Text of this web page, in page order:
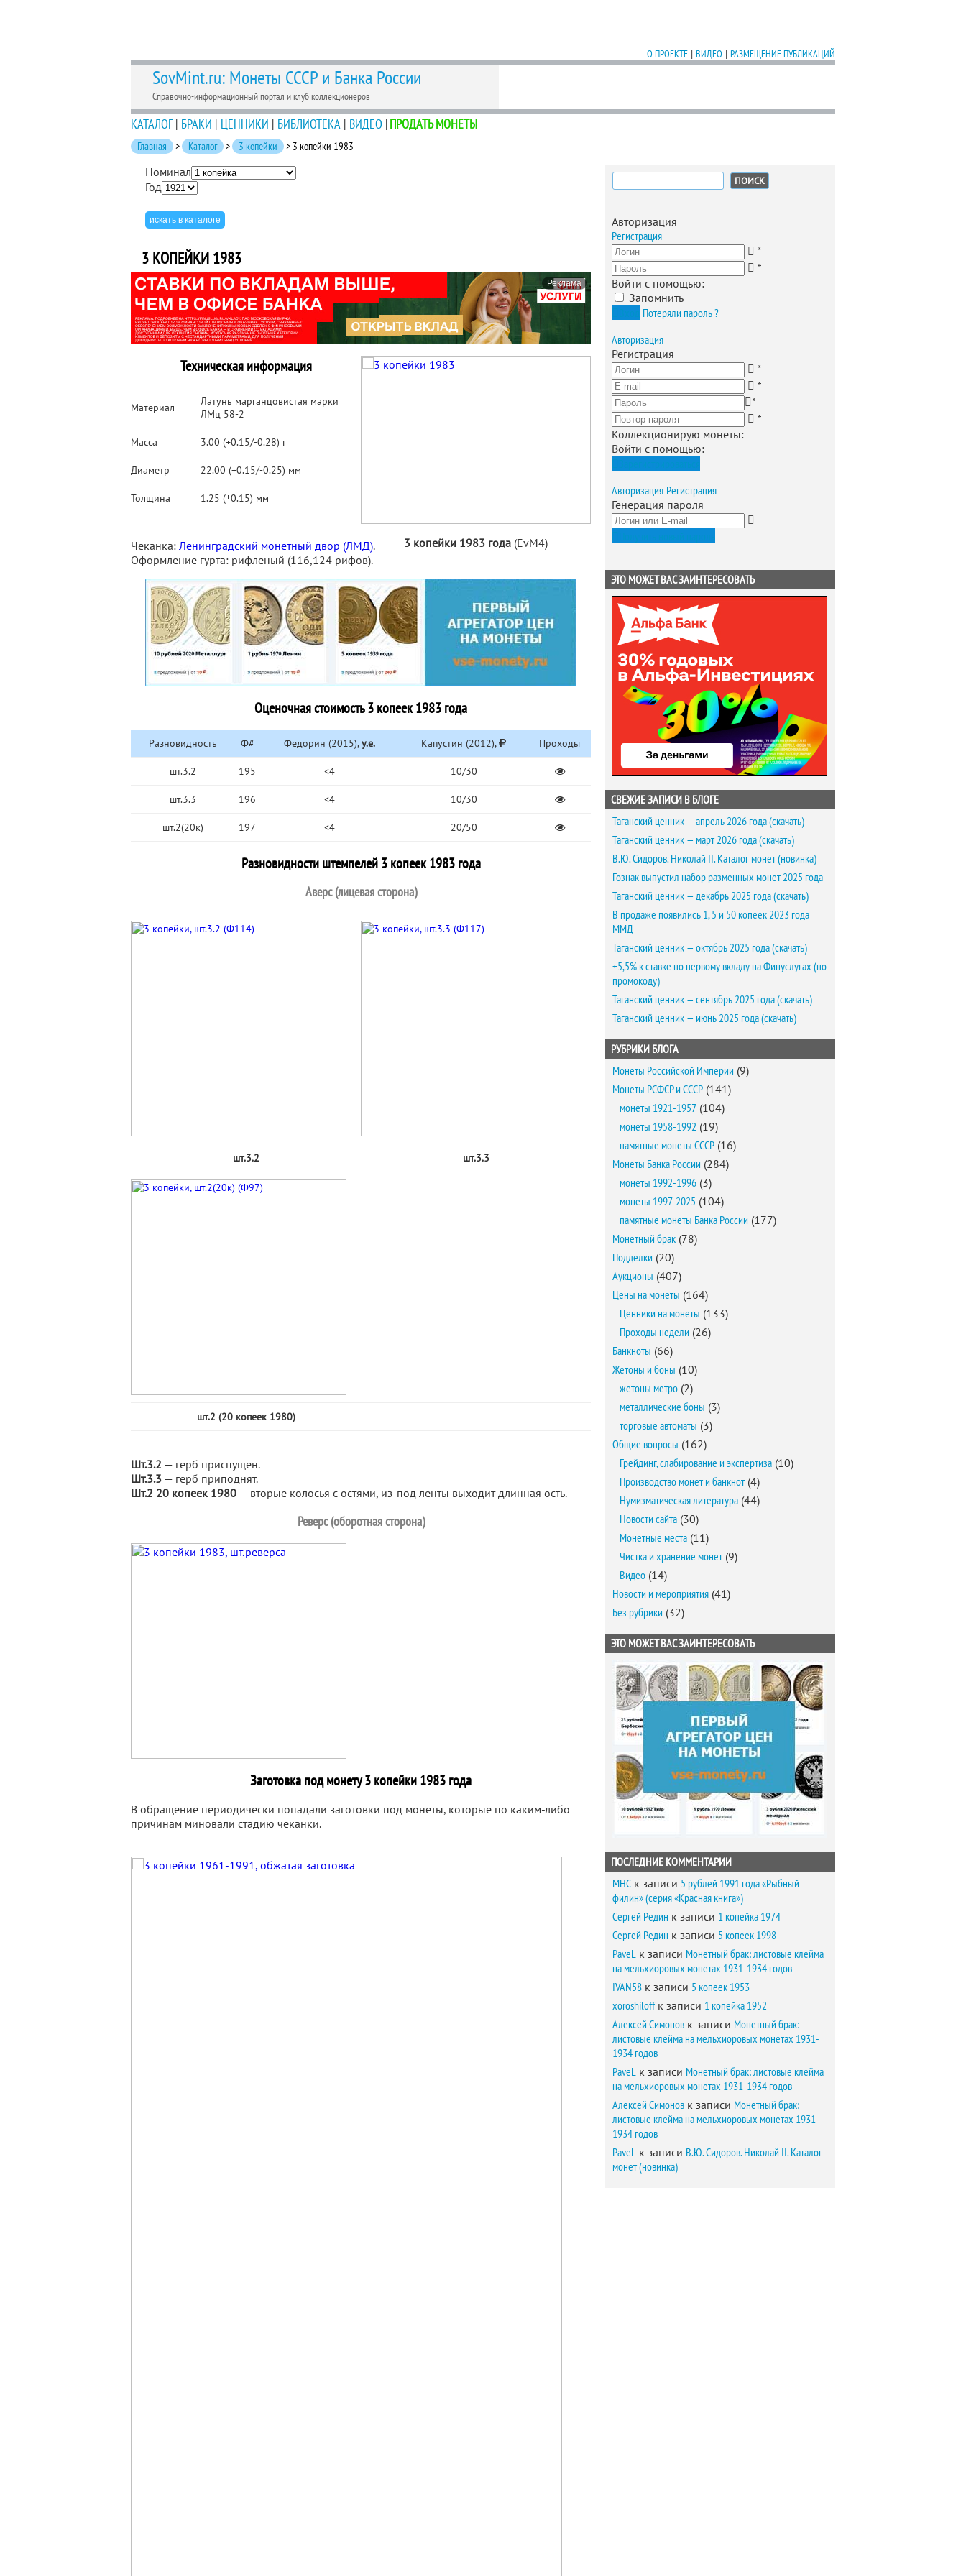
О ПРОЕКТЕ | ВИДЕО | РАЗМЕЩЕНИЕ ПУБЛИКАЦИЙ
SovMint.ru: Монеты СССР и Банка России
Справочно-информационный портал и клуб коллекционеров
КАТАЛОГ| БРАКИ | ЦЕННИКИ | БИБЛИОТЕКА | ВИДЕО |ПРОДАТЬ МОНЕТЫ
Главная > Каталог > 3 копейки > 3 копейки 1983
Номинал
Год
3 КОПЕЙКИ 1983
Реклама
Техническая информация
Материал
Латунь марганцовистая марки
ЛМц 58-2
Масса 3.00 (+0.15/-0.28) г
Диаметр 22.00 (+0.15/-0.25) мм
Толщина 1.25 (±0.15) мм
3 копейки 1983 года (EvM4)
Чеканка: Ленинградский монетный двор (ЛМД).
Оформление гурта: рифленый (116,124 рифов).
Оценочная стоимость 3 копеек 1983 года
Разновидность Ф# Федорин (2015),у.е. Капустин (2012), Проходы
шт.3.2 195 <4 10/30
шт.3.3 196 <4 10/30
шт.2(20к) 197 <4 20/50
Разновидности штемпелей 3 копеек 1983 года
Аверс (лицевая сторона)
шт.3.2 шт.3.3
шт.2 (20 копеек 1980)
Шт.3.2 — герб приспущен.
Шт.3.3 — герб приподнят.
Шт.2 20 копеек 1980 — вторые колосья с остями, из-под ленты выходит длинная ость.
Реверс (оборотная сторона)
Заготовка под монету 3 копейки 1983 года
В обращение периодически попадали заготовки под монеты, которые по каким-либо
причинам миновали стадию чеканки.
Найти:
Авторизация
Регистрация
*
*
Войти с помощью:
Запомнить
Потеряли пароль ?
Авторизация
Регистрация
*
*
*
*
Коллекционирую монеты:
Войти с помощью:
Авторизация Регистрация
Генерация пароля
ЭТО МОЖЕТ ВАС ЗАИНТЕРЕСОВАТЬ
СВЕЖИЕ ЗАПИСИ В БЛОГЕ
Таганский ценник — апрель 2026 года (скачать)
Таганский ценник — март 2026 года (скачать)
В.Ю. Сидоров. Николай II. Каталог монет (новинка)
Гознак выпустил набор разменных монет 2025 года
Таганский ценник — декабрь 2025 года (скачать)
В продаже появились 1, 5 и 50 копеек 2023 года
ММД
Таганский ценник — октябрь 2025 года (скачать)
+5,5% к ставке по первому вкладу на Финуслугах (по
промокоду)
Таганский ценник — сентябрь 2025 года (скачать)
Таганский ценник — июнь 2025 года (скачать)
РУБРИКИ БЛОГА
Монеты Российской Империи (9)
Монеты РСФСР и СССР (141)
монеты 1921-1957 (104)
монеты 1958-1992 (19)
памятные монеты СССР (16)
Монеты Банка России (284)
монеты 1992-1996 (3)
монеты 1997-2025 (104)
памятные монеты Банка России (177)
Монетный брак (78)
Подделки (20)
Аукционы (407)
Цены на монеты (164)
Ценники на монеты (133)
Проходы недели (26)
Банкноты (66)
Жетоны и боны (10)
жетоны метро (2)
металлические боны (3)
торговые автоматы (3)
Общие вопросы (162)
Грейдинг, слабирование и экспертиза (10)
Производство монет и банкнот(4)
Нумизматическая литература (44)
Новости сайта (30)
Монетные места (11)
Чистка и хранение монет(9)
Видео (14)
Новости и мероприятия (41)
Без рубрики (32)
ЭТО МОЖЕТ ВАС ЗАИНТЕРЕСОВАТЬ
ПОСЛЕДНИЕ КОММЕНТАРИИ
MHC к записи 5 рублей 1991 года «Рыбный
филин» (серия «Красная книга»)
Сергей Редин к записи 1 копейка 1974
Сергей Редин к записи 5 копеек 1998
PaveL к записи Монетный брак: листовые клейма
на мельхиоровых монетах 1931-1934 годов
IVAN58 к записи 5 копеек 1953
xoroshiloffк записи 1 копейка 1952
Алексей Симонов к записи Монетный брак:
листовые клейма на мельхиоровых монетах 1931-
1934 годов
PaveL к записи Монетный брак: листовые клейма
на мельхиоровых монетах 1931-1934 годов
Алексей Симонов к записи Монетный брак:
листовые клейма на мельхиоровых монетах 1931-
1934 годов
PaveL к записи В.Ю. Сидоров. Николай II. Каталог
монет (новинка)